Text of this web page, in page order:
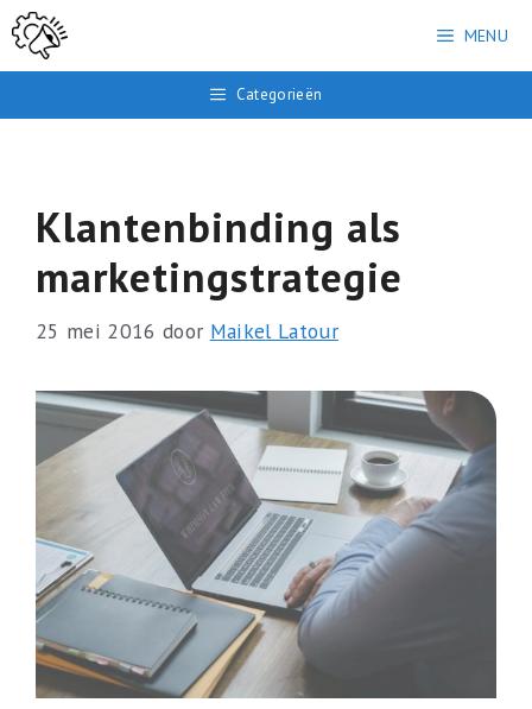
Ga
naar
inhoud
MENU
Categorieën
Klantenbinding als
marketingstrategie
25 mei 2016 door Maikel Latour